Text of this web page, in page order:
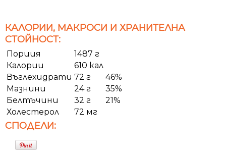
КАЛОРИИ, МАКРОСИ И ХРАНИТЕЛНА
СТОЙНОСТ:
Порция
1487 г
Калории
610 кал
Въглехидрати 72 г
46%
Мазнини
24 г
35%
Белтъчини
32 г
21%
Холестерол
72 мг
СПОДЕЛИ: